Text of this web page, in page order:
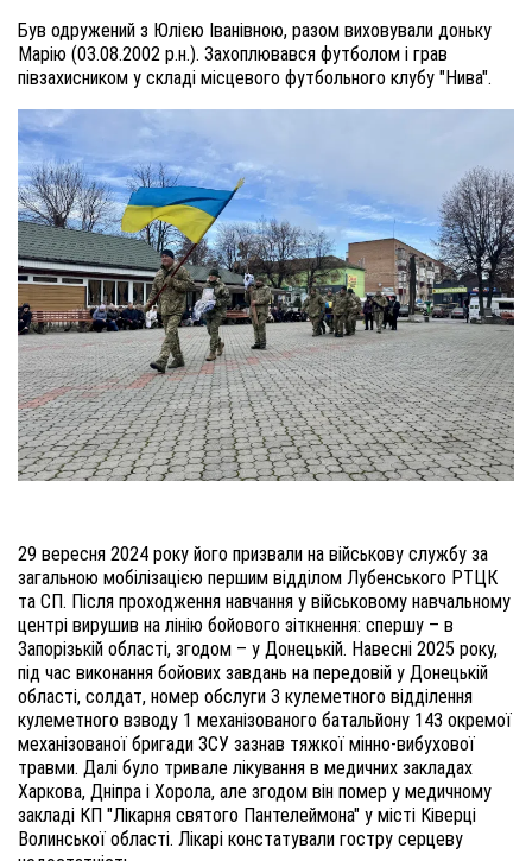
Був одружений з Юлією Іванівною, разом виховували доньку
Марію (03.08.2002 р.н.). Захоплювався футболом і грав
півзахисником у складі місцевого футбольного клубу "Нива".
29 вересня 2024 року його призвали на військову службу за
загальною мобілізацією першим відділом Лубенського РТЦК
та СП. Після проходження навчання у військовому навчальному
центрі вирушив на лінію бойового зіткнення: спершу – в
Запорізькій області, згодом – у Донецькій. Навесні 2025 року,
під час виконання бойових завдань на передовій у Донецькій
області, солдат, номер обслуги 3 кулеметного відділення
кулеметного взводу 1 механізованого батальйону 143 окремої
механізованої бригади ЗСУ зазнав тяжкої мінно-вибухової
травми. Далі було тривале лікування в медичних закладах
Харкова, Дніпра і Хорола, але згодом він помер у медичному
закладі КП "Лікарня святого Пантелеймона" у місті Ківерці
Волинської області. Лікарі констатували гостру серцеву